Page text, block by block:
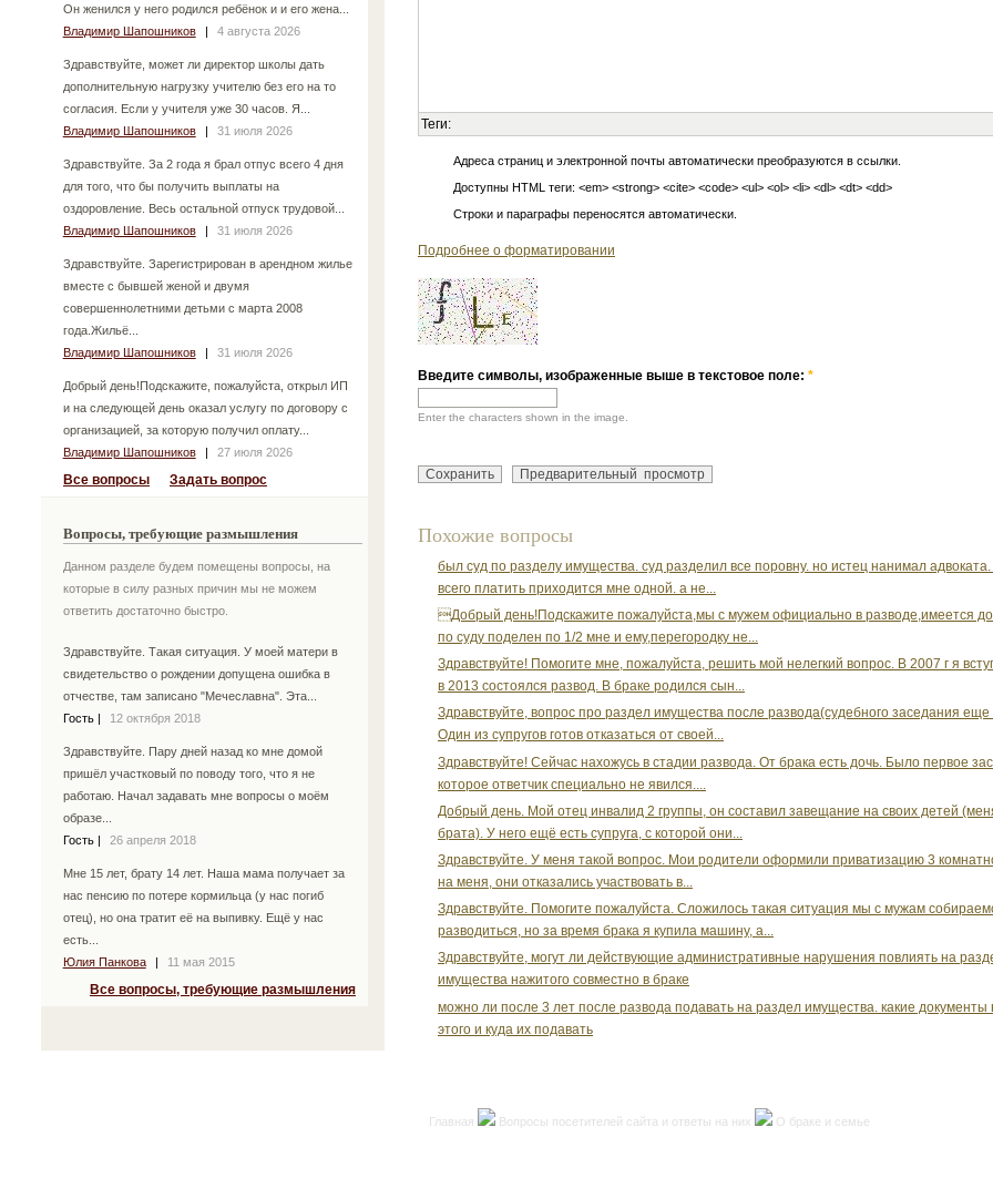
Он женился у него родился ребёнок и и его жена...
Владимир Шапошников
| 4 августа 2026
Здравствуйте, может ли директор школы дать
дополнительную нагрузку учителю без его на то
согласия. Если у учителя уже 30 часов. Я...
Владимир Шапошников
| 31 июля 2026
Здравствуйте. За 2 года я брал отпус всего 4 дня
для того, что бы получить выплаты на
оздоровление. Весь остальной отпуск трудовой...
Владимир Шапошников
| 31 июля 2026
Здравствуйте. Зарегистрирован в арендном жилье
вместе с бывшей женой и двумя
совершеннолетними детьми с марта 2008
года.Жильё...
Владимир Шапошников
| 31 июля 2026
Добрый день!Подскажите, пожалуйста, открыл ИП
и на следующей день оказал услугу по договору с
организацией, за которую получил оплату...
Владимир Шапошников
| 27 июля 2026
Все вопросы Задать вопрос
Вопросы, требующие размышления
Данном разделе будем помещены вопросы, на
которые в силу разных причин мы не можем
ответить достаточно быстро.
Здравствуйте. Такая ситуация. У моей матери в
свидетельство о рождении допущена ошибка в
отчестве, там записано "Мечеславна". Эта...
Гость
12 октября 2018
Здравствуйте. Пару дней назад ко мне домой
пришёл участковый по поводу того, что я не
работаю. Начал задавать мне вопросы о моём
образе...
Гость
26 апреля 2018
Мне 15 лет, брату 14 лет. Наша мама получает за
нас пенсию по потере кормильца (у нас погиб
отец), но она тратит её на выпивку. Ещё у нас
есть...
Юлия Панкова
11 мая 2015
Все вопросы, требующие размышления
Теги:
Адреса страниц и электронной почты автоматически преобразуются в ссылки.
Доступны HTML теги: <em> <strong> <cite> <code> <ul> <ol> <li> <dl> <dt> <dd>
Строки и параграфы переносятся автоматически.
Подробнее о форматировании
Введите символы, изображенные выше в текстовое поле: *
Enter the characters shown in the image.
Похожие вопросы
был суд по разделу имущества. суд разделил все поровну. но истец нанимал адвоката.
всего платить приходится мне одной. а не...
Добрый день!Подскажите пожалуйста,мы с мужем официально в разводе,имеется
по суду поделен по 1/2 мне и ему,перегородку не...
Здравствуйте! Помогите мне, пожалуйста, решить мой нелегкий вопрос. В 2007 г я
в 2013 состоялся развод. В браке родился сын...
Здравствуйте, вопрос про раздел имущества после развода(судебного заседания
Один из супругов готов отказаться от своей...
Здравствуйте! Сейчас нахожусь в стадии развода. От брака есть дочь. Было первое
которое ответчик специально не явился....
Добрый день. Мой отец инвалид 2 группы, он составил завещание на своих детей
брата). У него ещё есть супруга, с которой они...
Здравствуйте. У меня такой вопрос. Мои родители оформили приватизацию 3
на меня, они отказались участвовать в...
Здравствуйте. Помогите пожалуйста. Сложилось такая ситуация мы с мужам
разводиться, но за время брака я купила машину, а...
Здравствуйте, могут ли действующие административные нарушения повлиять на
имущества нажитого совместно в браке
можно ли после 3 лет после развода подавать на раздел имущества. какие
этого и куда их подавать
Главная Вопросы посетителей сайта и ответы на них О браке и семье